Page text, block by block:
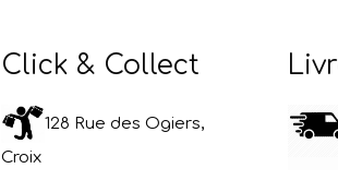
Click & Collect
128 Rue des Ogiers,
Croix